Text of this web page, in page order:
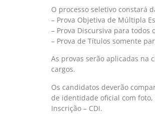
O processo seletivo constará
– Prova Objetiva de Múltipla
– Prova Discursiva para todos
– Prova de Títulos somente
As provas serão aplicadas na
cargos.
Os candidatos deverão
de identidade oficial com
Inscrição – CDI.